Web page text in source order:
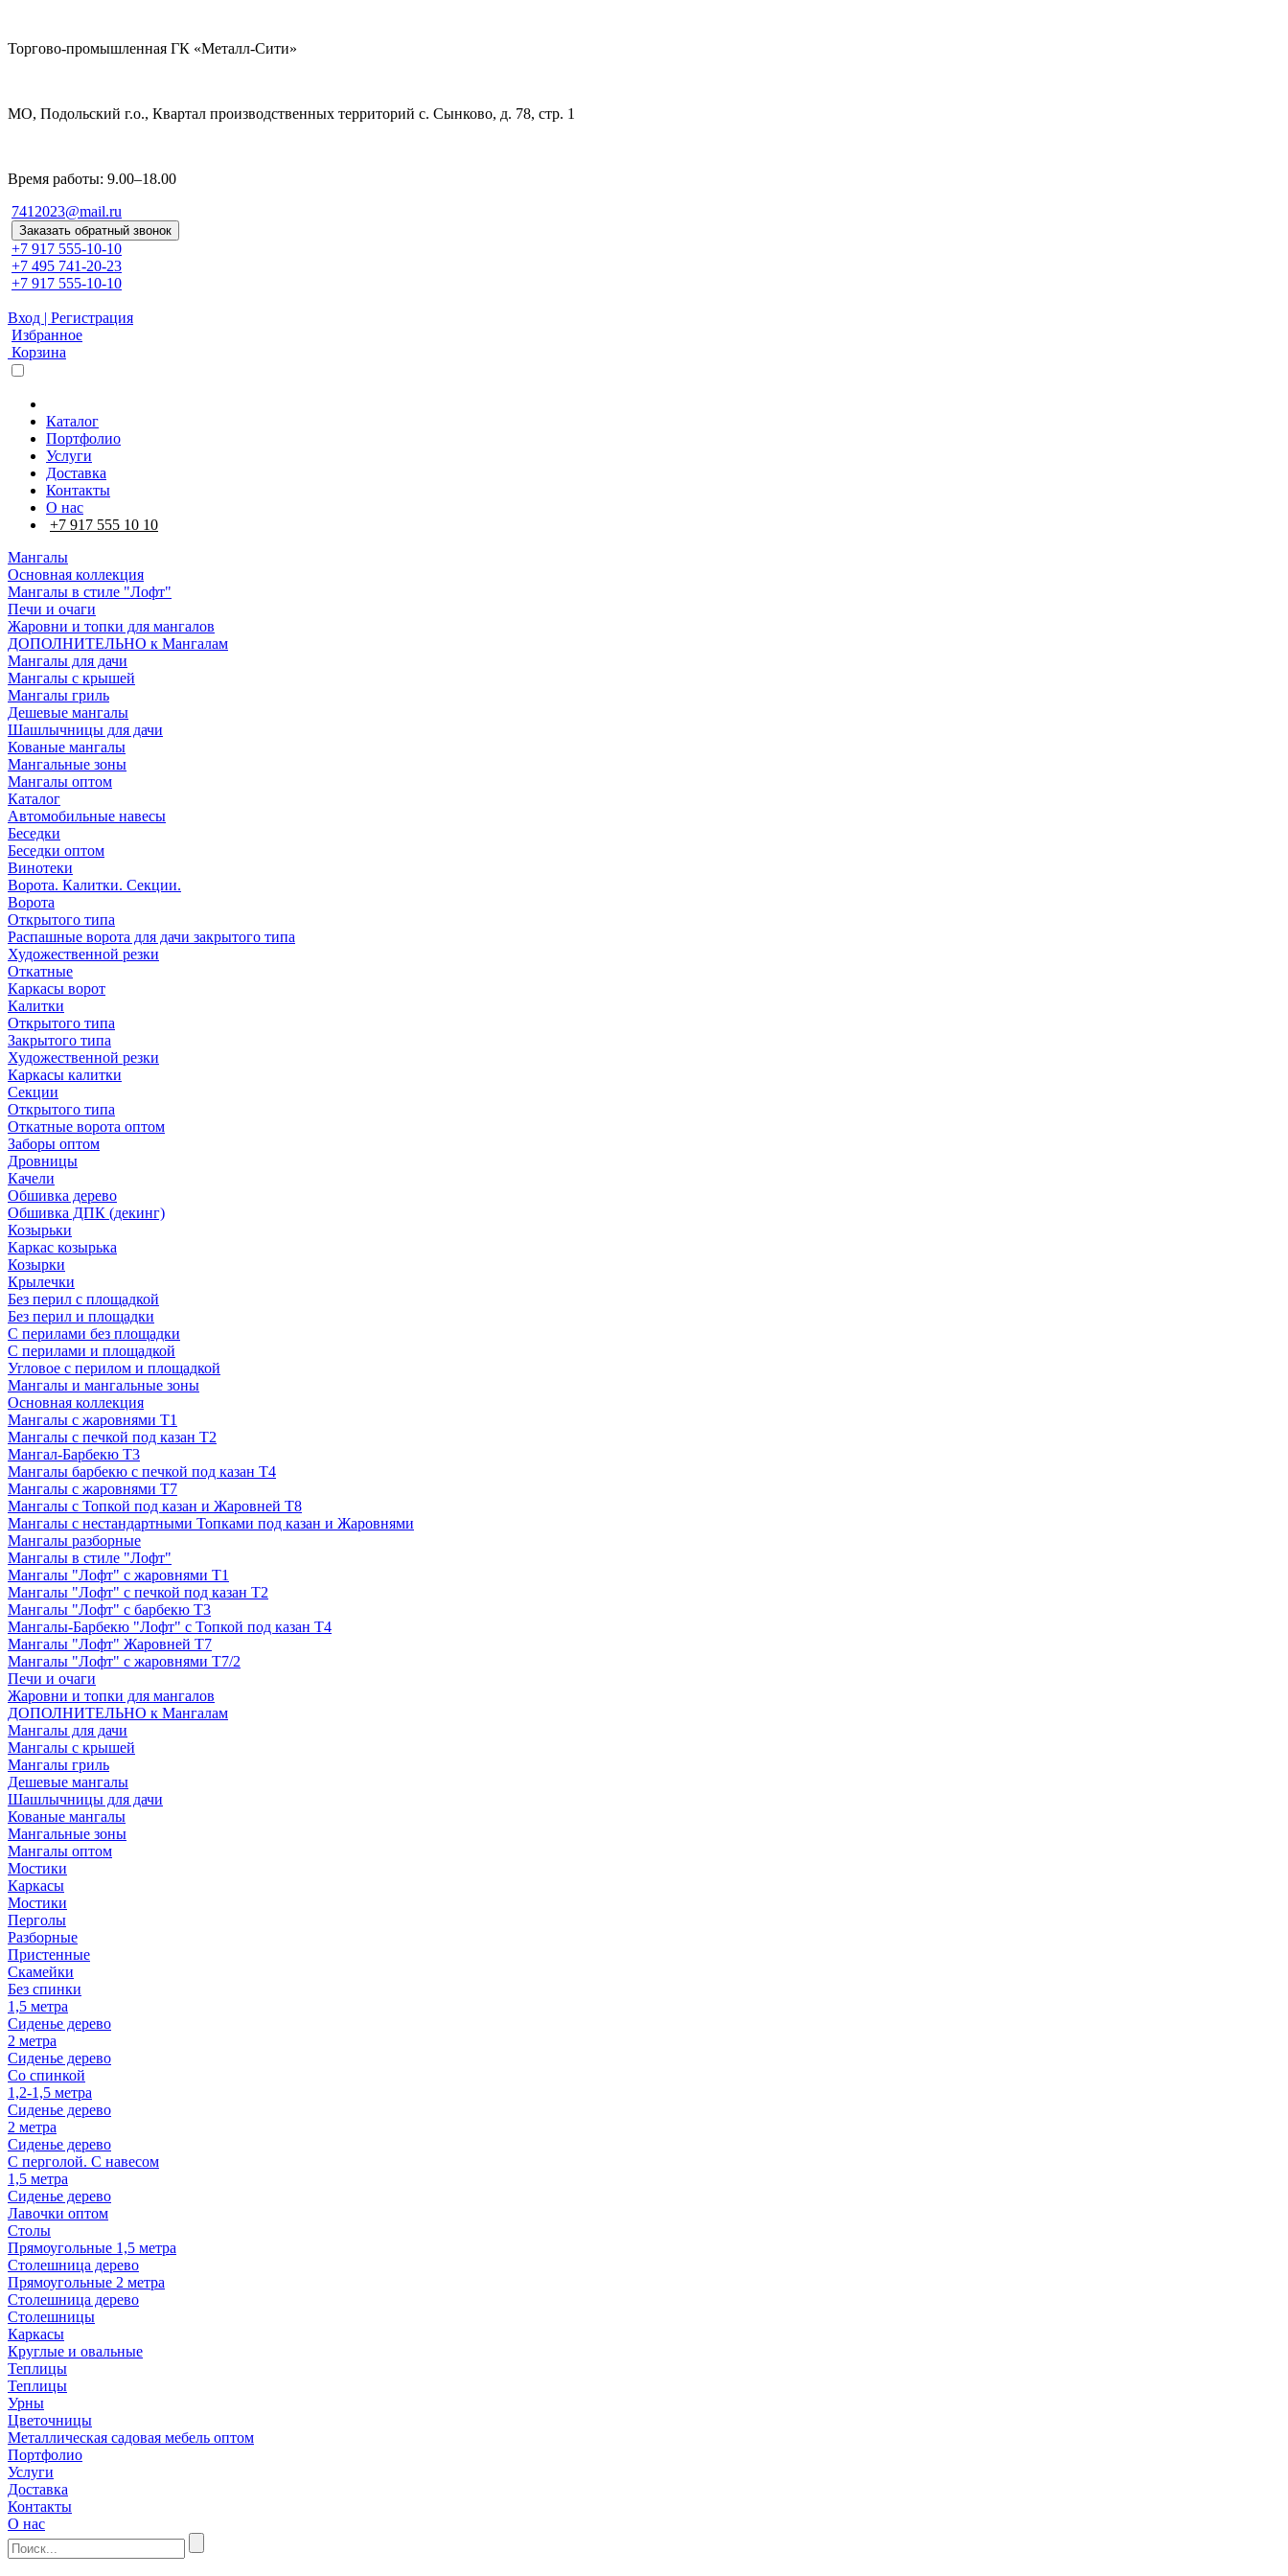
Торгово-промышленная ГК «Металл-Сити»
МО, Подольский г.о., Квартал производственных территорий с. Сынково, д. 78, стр. 1
Время работы: 9.00–18.00
7412023@mail.ru
Заказать обратный звонок
+7 917 555-10-10
+7 495 741-20-23
+7 917 555-10-10
Вход | Регистрация
Избранное
Корзина
Каталог
Портфолио
Услуги
Доставка
Контакты
О нас
+7 917 555 10 10
Мангалы
Основная коллекция
Мангалы в стиле "Лофт"
Печи и очаги
Жаровни и топки для мангалов
ДОПОЛНИТЕЛЬНО к Мангалам
Мангалы для дачи
Мангалы с крышей
Мангалы гриль
Дешевые мангалы
Шашлычницы для дачи
Кованые мангалы
Мангальные зоны
Мангалы оптом
Каталог
Автомобильные навесы
Беседки
Беседки оптом
Винотеки
Ворота. Калитки. Секции.
Ворота
Открытого типа
Распашные ворота для дачи закрытого типа
Художественной резки
Откатные
Каркасы ворот
Калитки
Открытого типа
Закрытого типа
Художественной резки
Каркасы калитки
Секции
Открытого типа
Откатные ворота оптом
Заборы оптом
Дровницы
Качели
Обшивка дерево
Обшивка ДПК (декинг)
Козырьки
Каркас козырька
Козырки
Крылечки
Без перил с площадкой
Без перил и площадки
С перилами без площадки
С перилами и площадкой
Угловое с перилом и площадкой
Мангалы и мангальные зоны
Основная коллекция
Мангалы с жаровнями Т1
Мангалы с печкой под казан Т2
Мангал-Барбекю Т3
Мангалы барбекю с печкой под казан Т4
Мангалы с жаровнями Т7
Мангалы с Топкой под казан и Жаровней Т8
Мангалы с нестандартными Топками под казан и Жаровнями
Мангалы разборные
Мангалы в стиле "Лофт"
Мангалы "Лофт" с жаровнями Т1
Мангалы "Лофт" с печкой под казан Т2
Мангалы "Лофт" с барбекю Т3
Мангалы-Барбекю "Лофт" с Топкой под казан Т4
Мангалы "Лофт" Жаровней Т7
Мангалы "Лофт" с жаровнями Т7/2
Печи и очаги
Жаровни и топки для мангалов
ДОПОЛНИТЕЛЬНО к Мангалам
Мангалы для дачи
Мангалы с крышей
Мангалы гриль
Дешевые мангалы
Шашлычницы для дачи
Кованые мангалы
Мангальные зоны
Мангалы оптом
Мостики
Каркасы
Мостики
Перголы
Разборные
Пристенные
Скамейки
Без спинки
1,5 метра
Сиденье дерево
2 метра
Сиденье дерево
Со спинкой
1,2-1,5 метра
Сиденье дерево
2 метра
Сиденье дерево
С перголой. С навесом
1,5 метра
Сиденье дерево
Лавочки оптом
Столы
Прямоугольные 1,5 метра
Столешница дерево
Прямоугольные 2 метра
Столешница дерево
Столешницы
Каркасы
Круглые и овальные
Теплицы
Теплицы
Урны
Цветочницы
Металлическая садовая мебель оптом
Портфолио
Услуги
Доставка
Контакты
О нас